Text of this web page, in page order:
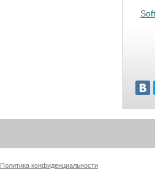
Политика конфиденциальности